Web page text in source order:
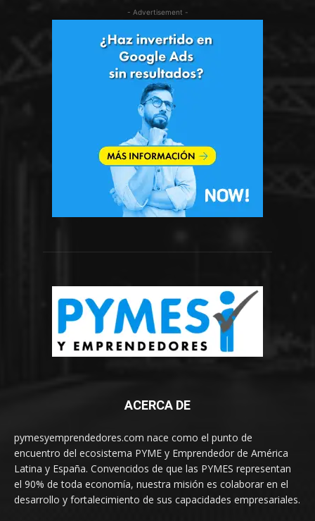
- Advertisement -
ACERCA DE
pymesyemprendedores.com nace como el punto de
encuentro del ecosistema PYME y Emprendedor de América
Latina y España. Convencidos de que las PYMES representan
el 90% de toda economía, nuestra misión es colaborar en el
desarrollo y fortalecimiento de sus capacidades empresariales.